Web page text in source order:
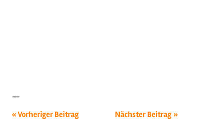
—
Schlagwörter:
Beitragsnavigation
Vorheriger Beitrag Nächster Beitrag